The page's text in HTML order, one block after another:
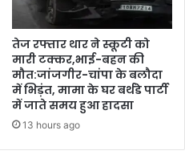
तेज रफ्तार थार ने स्कूटी को
मारी टक्कर,भाई-बहन की
मौत:जांजगीर-चांपा के बलौदा
में भिड़ंत, मामा के घर बर्थडे पार्टी
में जाते समय हुआ हादसा
13 hours ago